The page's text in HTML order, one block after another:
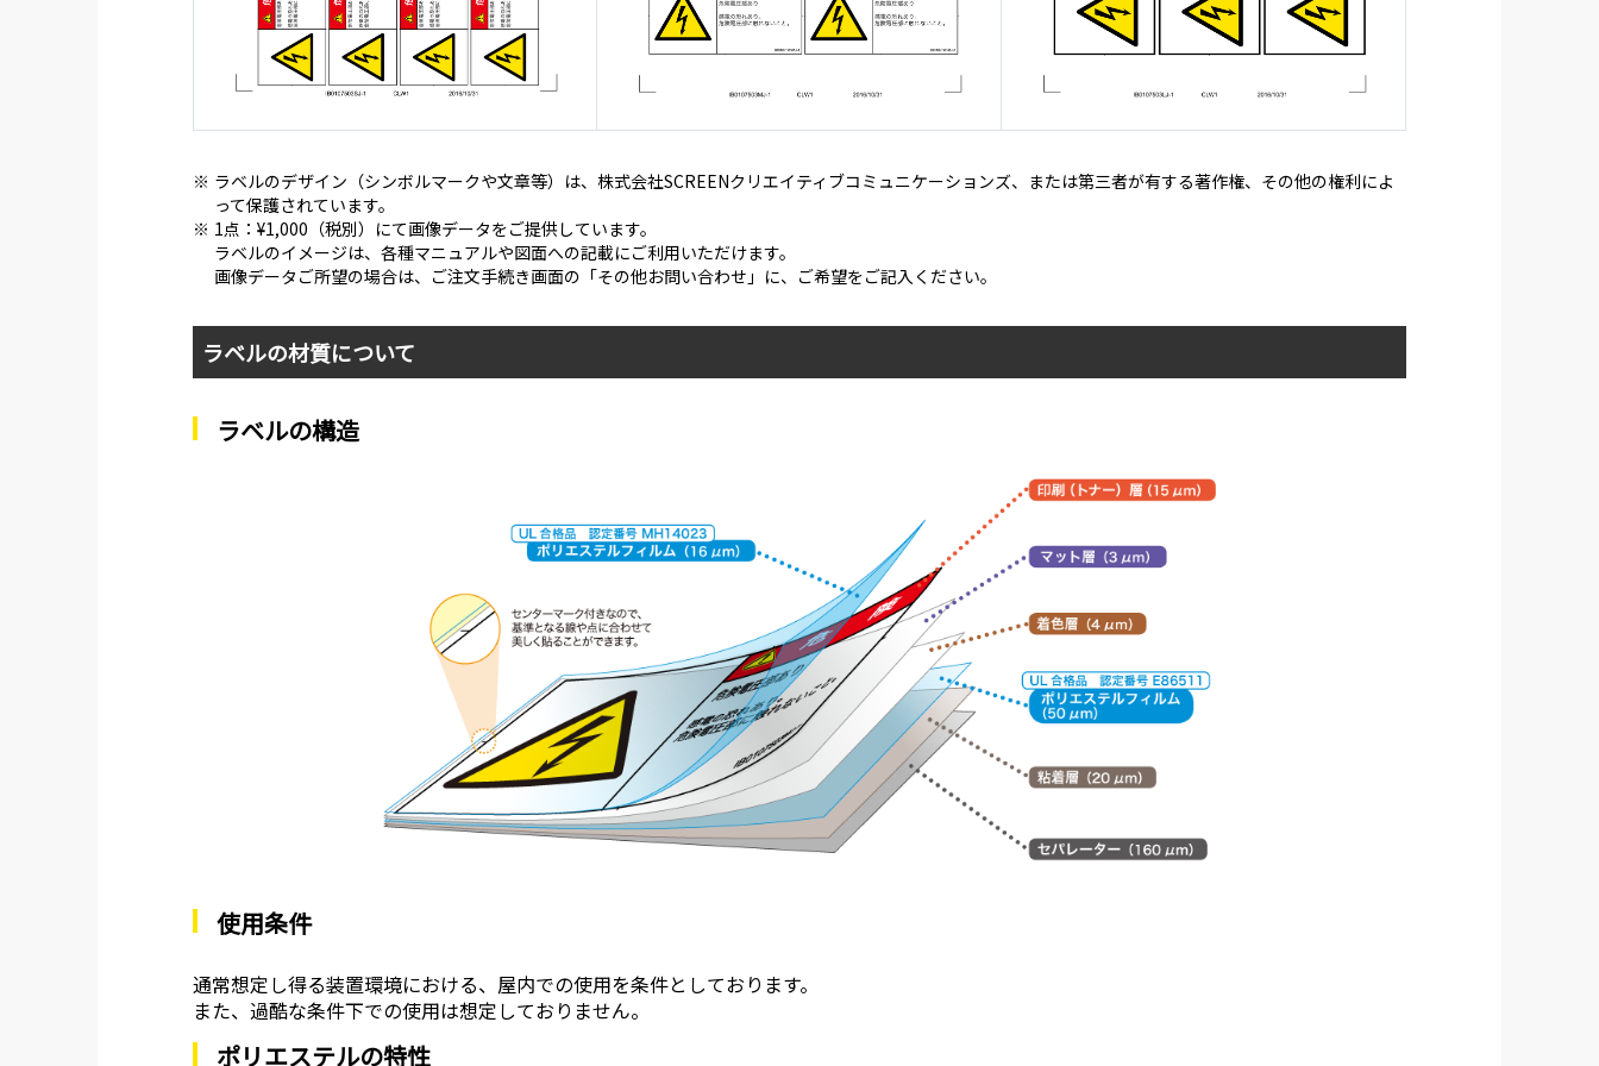
※ ラベルのデザイン（シンボルマークや文章等）は、株式会社SCREENクリエイティブコミュニケーションズ、または第三者が有する著作権、その他の権利によ
って保護されています。
※ 1点：¥1,000（税別）にて画像データをご提供しています。
ラベルのイメージは、各種マニュアルや図面への記載にご利用いただけます。
画像データご所望の場合は、ご注文手続き画面の「その他お問い合わせ」に、ご希望をご記入ください。
ラベルの材質について
ラベルの構造
使用条件
通常想定し得る装置環境における、屋内での使用を条件としております。
また、過酷な条件下での使用は想定しておりません。
ポリエステルの特性